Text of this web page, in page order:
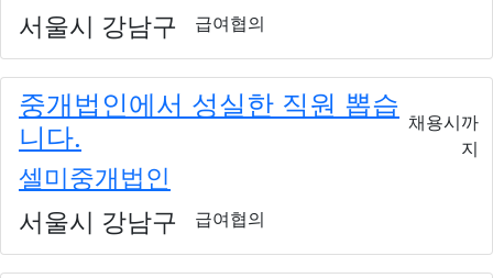
서울시 강남구 급여협의
중개법인에서 성실한 직원 뽑습
니다.
셀미중개법인
채용시까
지
서울시 강남구 급여협의